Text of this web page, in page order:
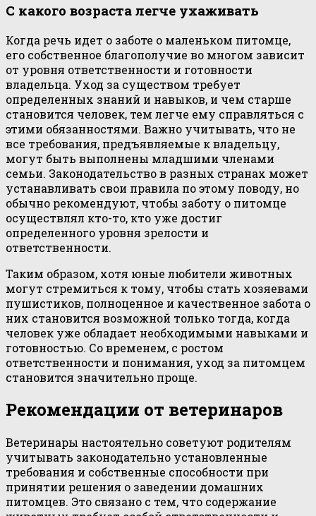
С какого возраста легче ухаживать
Когда речь идет о заботе о маленьком питомце,
его собственное благополучие во многом зависит
от уровня ответственности и готовности
владельца. Уход за существом требует
определенных знаний и навыков, и чем старше
становится человек, тем легче ему справляться с
этими обязанностями. Важно учитывать, что не
все требования, предъявляемые к владельцу,
могут быть выполнены младшими членами
семьи. Законодательство в разных странах может
устанавливать свои правила по этому поводу, но
обычно рекомендуют, чтобы заботу о питомце
осуществлял кто-то, кто уже достиг
определенного уровня зрелости и
ответственности.
Таким образом, хотя юные любители животных
могут стремиться к тому, чтобы стать хозяевами
пушистиков, полноценное и качественное забота о
них становится возможной только тогда, когда
человек уже обладает необходимыми навыками и
готовностью. Со временем, с ростом
ответственности и понимания, уход за питомцем
становится значительно проще.
Рекомендации от ветеринаров
Ветеринары настоятельно советуют родителям
учитывать законодательно установленные
требования и собственные способности при
принятии решения о заведении домашних
питомцев. Это связано с тем, что содержание